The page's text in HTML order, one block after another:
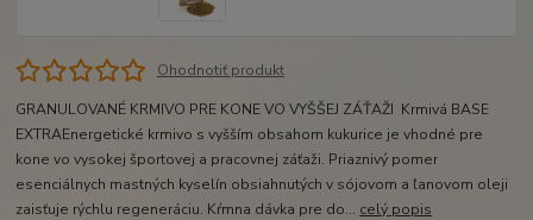
Ohodnotiť produkt
GRANULOVANÉ KRMIVO PRE KONE VO VYŠŠEJ ZÁŤAŽI Krmivá BASE
EXTRAEnergetické krmivo s vyšším obsahom kukurice je vhodné pre
kone vo vysokej športovej a pracovnej záťaži. Priaznivý pomer
esenciálnych mastných kyselín obsiahnutých v sójovom a ľanovom oleji
zaisťuje rýchlu regeneráciu. Kŕmna dávka pre do... celý popis